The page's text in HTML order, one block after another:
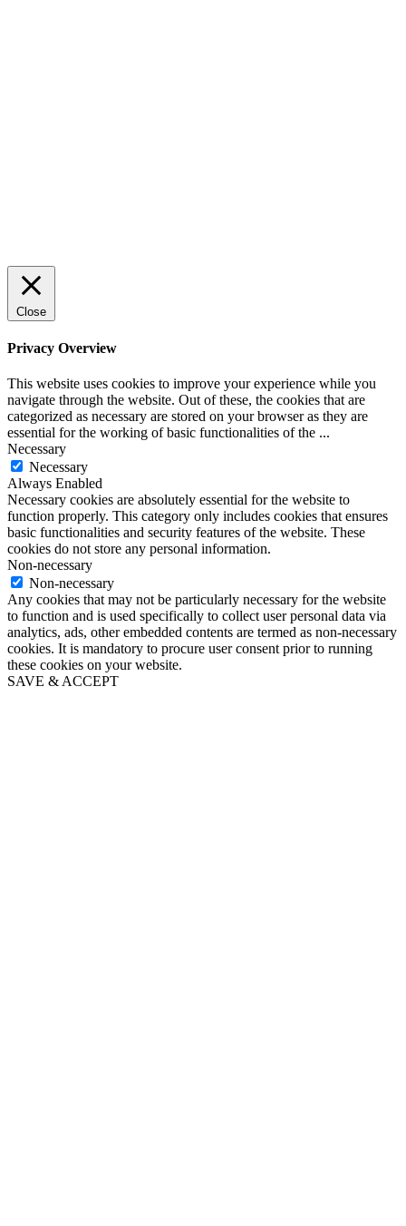
Close
Privacy Overview
This website uses cookies to improve your experience while you
navigate through the website. Out of these, the cookies that are
categorized as necessary are stored on your browser as they are
essential for the working of basic functionalities of the ...
Necessary
Necessary
Always Enabled
Necessary cookies are absolutely essential for the website to
function properly. This category only includes cookies that ensures
basic functionalities and security features of the website. These
cookies do not store any personal information.
Non-necessary
Non-necessary
Any cookies that may not be particularly necessary for the website
to function and is used specifically to collect user personal data via
analytics, ads, other embedded contents are termed as non-necessary
cookies. It is mandatory to procure user consent prior to running
these cookies on your website.
SAVE & ACCEPT